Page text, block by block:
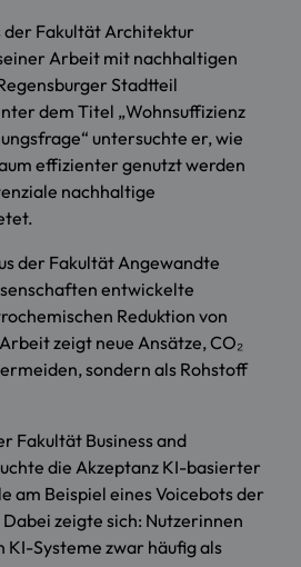
der Fakultät Architektur
Arbeit mit nachhaltigen
Stadtteil
dem Titel „Wohnsuffizienz
untersuchte er, wie
effizienter genutzt werden
nachhaltige
der Fakultät Angewandte
entwickelte
Reduktion von
zeigt neue Ansätze, CO₂
sondern als Rohstoff
Fakultät Business and
die Akzeptanz KI-basierter
am Beispiel eines Voicebots der
zeigte sich: Nutzerinnen
KI-Systeme zwar häufig als